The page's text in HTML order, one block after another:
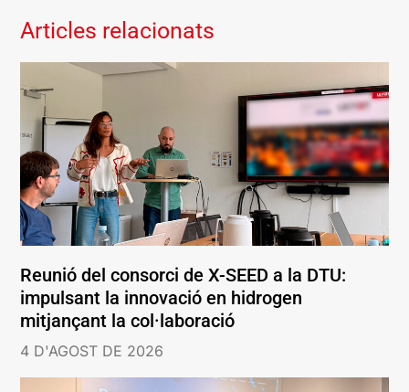
Articles relacionats
Reunió del consorci de X-SEED a la DTU:
impulsant la innovació en hidrogen
mitjançant la col·laboració
4 D'AGOST DE 2026